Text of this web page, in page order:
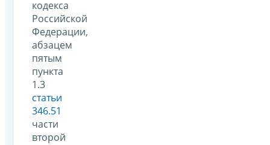
кодекса
Российской
Федерации,
абзацем
пятым
пункта
1.3
статьи
346.51
части
второй